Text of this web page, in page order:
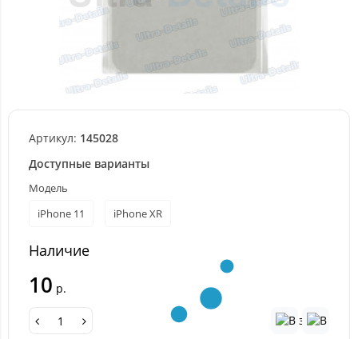
Артикул: 145028
Доступные варианты
Модель
iPhone 11
iPhone XR
Наличие
10 р.